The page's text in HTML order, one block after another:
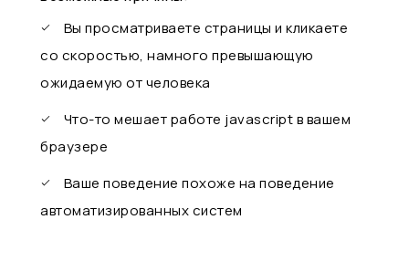
Вы просматриваете страницы и кликаете
со скоростью, намного превышающую
ожидаемую от человека
Что-то мешает работе javascript в вашем
браузере
Ваше поведение похоже на поведение
автоматизированных систем